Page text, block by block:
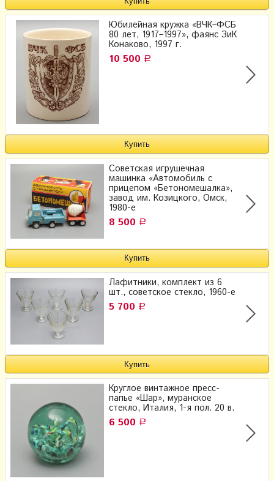
Юбилейная кружка «ВЧК–ФСБ
80 лет, 1917–1997», фаянс ЗиК
Конаково, 1997 г.
10 500 Р
Советская игрушечная
машинка «Автомобиль с
прицепом «Бетономешалка»,
завод им. Козицкого, Омск,
1980-е
8 500 Р
Лафитники, комплект из 6
шт., советское стекло, 1960-е
5 700 Р
Круглое винтажное пресс-
папье «Шар», муранское
стекло, Италия, 1-я пол. 20 в.
6 500 Р